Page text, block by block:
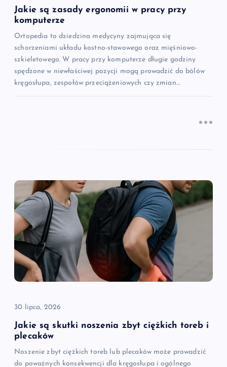
s
u
Jakie są zasady ergonomii w pracy przy
komputerze
Ortopedia to dziedzina medycyny zajmująca się
schorzeniami układu kostno-stawowego oraz mięśniowo-
szkieletowego. W pracy przy komputerze długie godziny
spędzone w niewłaściwej pozycji mogą prowadzić do bólów
kręgosłupa, zespołów przeciążeniowych czy zmian…
30 lipca, 2026
Jakie są skutki noszenia zbyt ciężkich toreb i
plecaków
Noszenie zbyt ciężkich toreb lub plecaków może prowadzić
do poważnych konsekwencji dla kręgosłupa i ogólnego